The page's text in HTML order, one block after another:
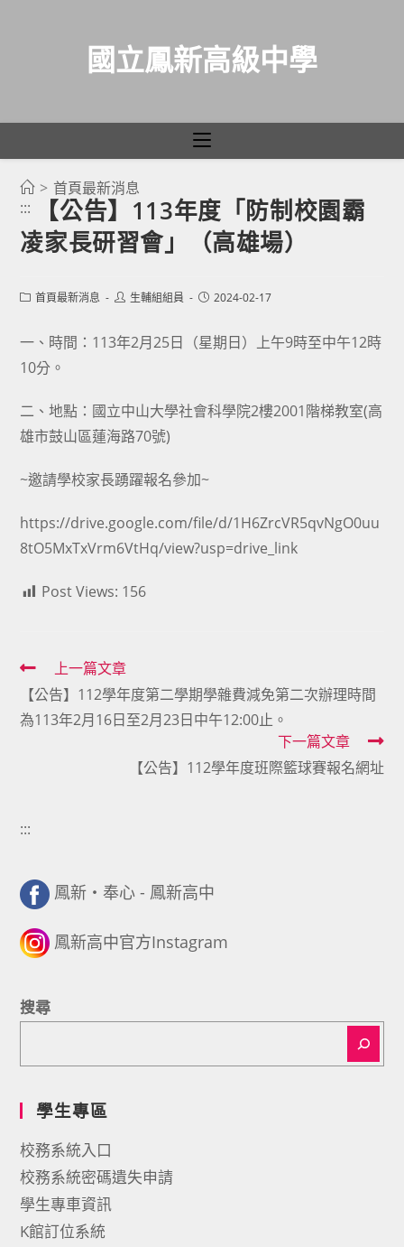
國立鳳新高級中學
> 首頁最新消息
:::
【公告】113年度「防制校園霸
凌家長研習會」（高雄場）
Post首頁最新消息
Post生輔組組員
Post2024-02-17
一、時間：113年2月25日（星期日）上午9時至中午12時
10分。
二、地點：國立中山大學社會科學院2樓2001階梯教室(高
雄市鼓山區蓮海路70號)
~邀請學校家長踴躍報名參加~
https://drive.google.com/file/d/1H6ZrcVR5qvNgO0uu
8tO5MxTxVrm6VtHq/view?usp=drive_link
Post Views: 156
Read
more
articles
上一篇文章
【公告】112學年度第二學期學雜費減免第二次辦理時間
為113年2月16日至2月23日中午12:00止。
下一篇文章
【公告】112學年度班際籃球賽報名網址
:::
鳳新・奉心 - 鳳新高中
鳳新高中官方Instagram
搜尋
學生專區
校務系統入口
校務系統密碼遺失申請
學生專車資訊
K館訂位系統